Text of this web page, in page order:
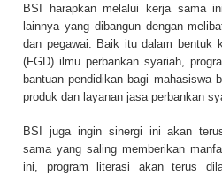
BSI harapkan melalui kerja sama
lainnya yang dibangun dengan
dan pegawai. Baik itu dalam bentuk
(FGD) ilmu perbankan syariah,
bantuan pendidikan bagi mahasiswa
produk dan layanan jasa perbankan
BSI juga ingin sinergi ini akan
sama yang saling memberikan
ini, program literasi akan terus